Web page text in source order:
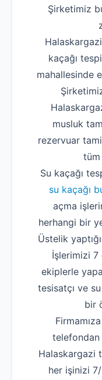
Şirketimiz
kaçağı
mahallesinde
musluk
rezervuar
tüm
Su kaçağı
su kaçağı
açma
herhangi bir
Üstelik
İşlerimizi
ekiplerle
tesisatçı ve
bir
telefondan
Halaskargazi
her işinizi